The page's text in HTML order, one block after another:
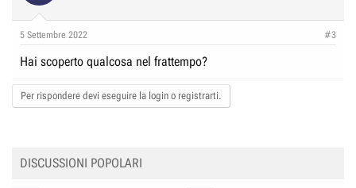
5 Settembre 2022 #3
Hai scoperto qualcosa nel frattempo?
Per rispondere devi eseguire la login o registrarti.
DISCUSSIONI POPOLARI